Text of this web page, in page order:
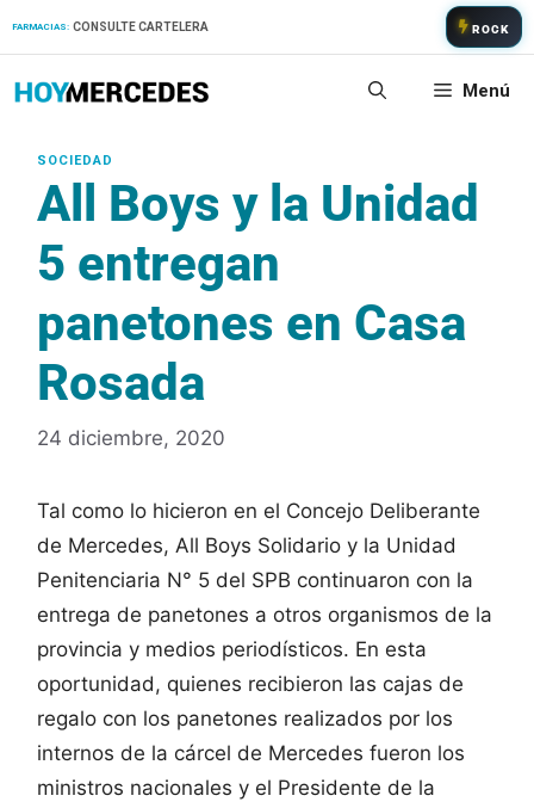
FARMACIAS: CONSULTE CARTELERA ROCK
Menú
All Boys y la Unidad
5 entregan
panetones en Casa
Rosada
24 diciembre, 2020
Tal como lo hicieron en el Concejo Deliberante
de Mercedes, All Boys Solidario y la Unidad
Penitenciaria N° 5 del SPB continuaron con la
entrega de panetones a otros organismos de la
provincia y medios periodísticos. En esta
oportunidad, quienes recibieron las cajas de
regalo con los panetones realizados por los
internos de la cárcel de Mercedes fueron los
ministros nacionales y el Presidente de la